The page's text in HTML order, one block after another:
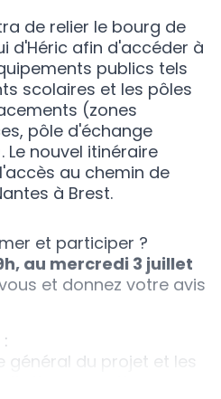
de relier le bourg de
d'Héric afin d'accéder à
publics tels
scolaires et les pôles
(zones
pôle d'échange
Le nouvel itinéraire
au chemin de
à Brest.
et participer ?
au mercredi 3 juillet
et donnez votre avis
général du projet et les
sur cette page,